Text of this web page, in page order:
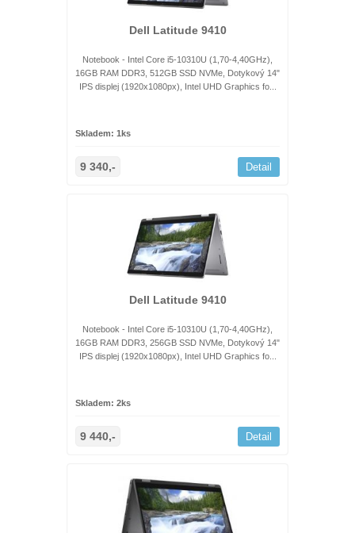
Dell Latitude 9410
Notebook - Intel Core i5-10310U (1,70-4,40GHz),
16GB RAM DDR3, 512GB SSD NVMe, Dotykový 14"
IPS displej (1920x1080px), Intel UHD Graphics fo...
Skladem: 1ks
9 340,- Detail
Dell Latitude 9410
Notebook - Intel Core i5-10310U (1,70-4,40GHz),
16GB RAM DDR3, 256GB SSD NVMe, Dotykový 14"
IPS displej (1920x1080px), Intel UHD Graphics fo...
Skladem: 2ks
9 440,- Detail